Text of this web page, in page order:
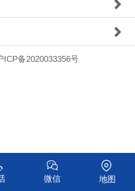
ICP备2020033356号
微信 地图